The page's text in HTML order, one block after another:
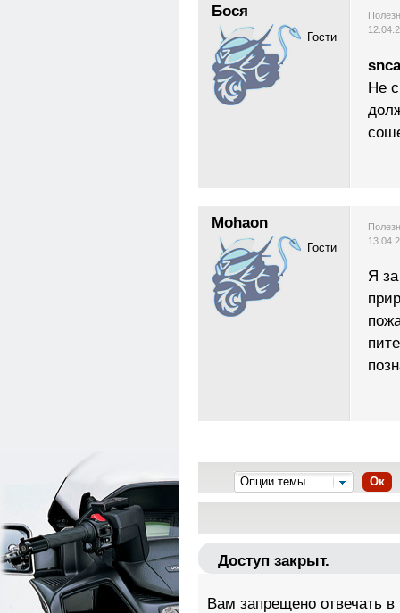
Бося
Гости
Не
Mohaon
Гости
Я
Опции темы Ок
Доступ закрыт.
Вам запрещено отвечать